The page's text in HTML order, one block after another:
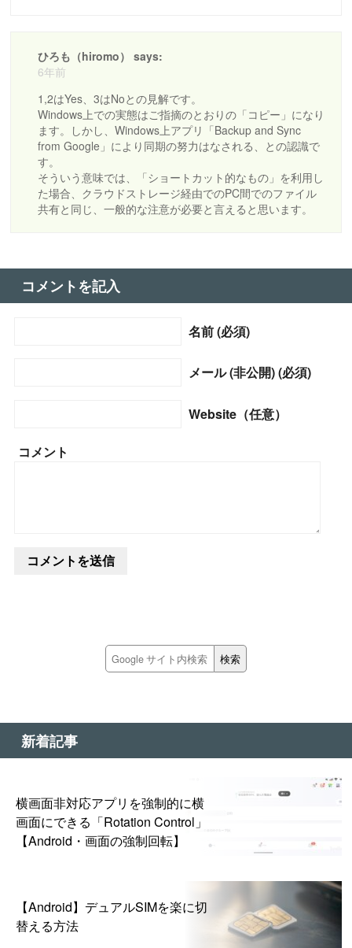
ひろも（hiromo） says:
6年前
1,2はYes、3はNoとの見解です。
Windows上での実態はご指摘のとおりの「コピー」になり
ます。しかし、Windows上アプリ「Backup and Sync
from Google」により同期の努力はなされる、との認識で
す。
そういう意味では、「ショートカット的なもの」を利用し
た場合、クラウドストレージ経由でのPC間でのファイル
共有と同じ、一般的な注意が必要と言えると思います。
コメントを記入
名前 (必須)
メール (非公開) (必須)
Website（任意）
コメント
新着記事
横画面非対応アプリを強制的に横
画面にできる「Rotation Control」
【Android・画面の強制回転】
【Android】デュアルSIMを楽に切
替える方法